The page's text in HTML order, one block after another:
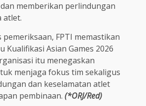
memberikan perlindungan
atlet.
FPTI memastikan
Kualifikasi Asian Games 2026
itu menegaskan
menjaga fokus tim sekaligus
dan keselamatan atlet
pembinaan. (*ORJ/Red)